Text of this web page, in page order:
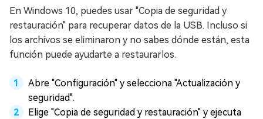
En Windows 10, puedes usar "Copia de seguridad y
restauración" para recuperar datos de la USB. Incluso si
los archivos se eliminaron y no sabes dónde están, esta
función puede ayudarte a restaurarlos.
Abre "Configuración" y selecciona "Actualización y
seguridad".
Elige "Copia de seguridad y restauración" y ejecuta